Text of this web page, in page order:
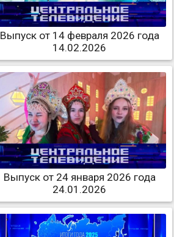
Выпуск от 14 февраля 2026 года
14.02.2026
Выпуск от 24 января 2026 года
24.01.2026